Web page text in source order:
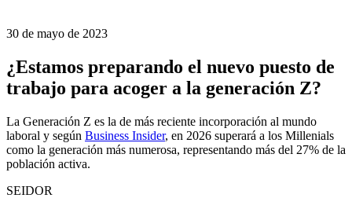
30 de mayo de 2023
¿Estamos preparando el nuevo puesto de
trabajo para acoger a la generación Z?
La Generación Z es la de más reciente incorporación al mundo
laboral y según Business Insider, en 2026 superará a los Millenials
como la generación más numerosa, representando más del 27% de la
población activa.
SEIDOR